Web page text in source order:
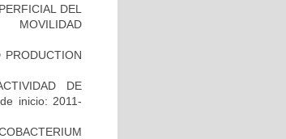
DEL
DE
inicio: 2011-